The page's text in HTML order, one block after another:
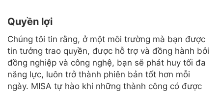
Quyền lợi
Chúng tôi tin rằng, ở một môi trường mà bạn được
tin tưởng trao quyền, được hỗ trợ và đồng hành bởi
đồng nghiệp và công nghệ, bạn sẽ phát huy tối đa
năng lực, luôn trở thành phiên bản tốt hơn mỗi
ngày. MISA tự hào khi những thành công có được